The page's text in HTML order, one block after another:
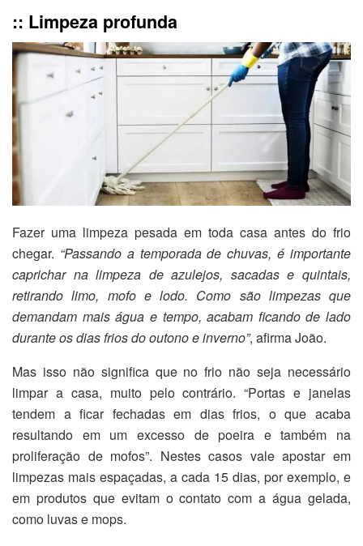
:: Limpeza profunda
Fazer uma limpeza pesada em toda casa antes do frio
chegar. “Passando a temporada de chuvas, é importante
caprichar na limpeza de azulejos, sacadas e quintais,
retirando limo, mofo e lodo. Como são limpezas que
demandam mais água e tempo, acabam ficando de lado
durante os dias frios do outono e inverno”, afirma João.
Mas isso não significa que no frio não seja necessário
limpar a casa, muito pelo contrário. “Portas e janelas
tendem a ficar fechadas em dias frios, o que acaba
resultando em um excesso de poeira e também na
proliferação de mofos”. Nestes casos vale apostar em
limpezas mais espaçadas, a cada 15 dias, por exemplo, e
em produtos que evitam o contato com a água gelada,
como luvas e mops.